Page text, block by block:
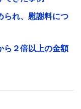
られ、慰謝料につ
ら２倍以上の金額